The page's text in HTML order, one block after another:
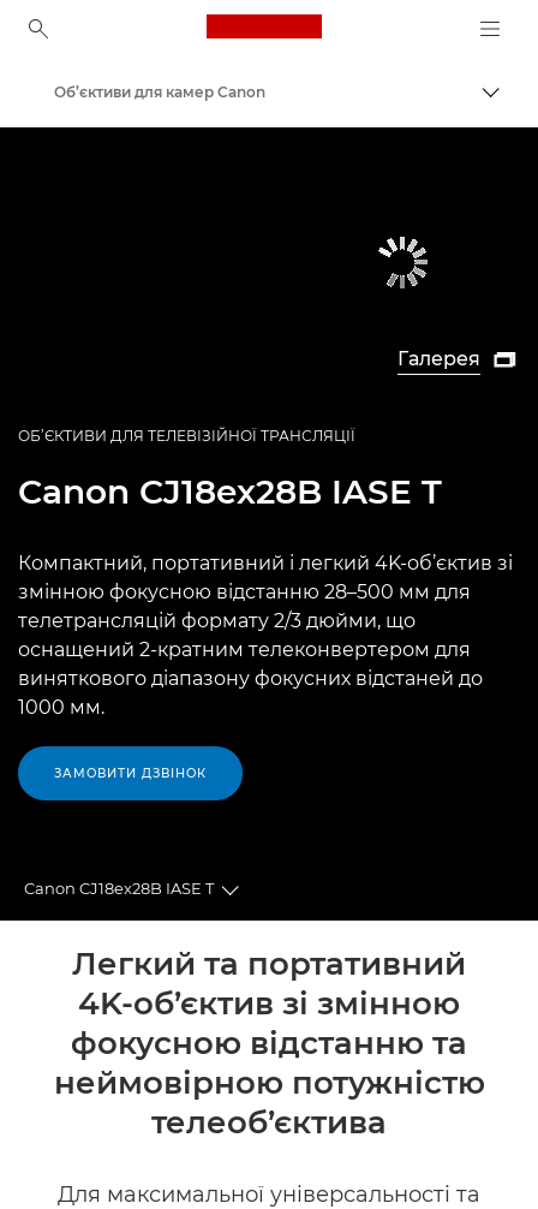
Canon Logo, back to
Об’єктиви для камер Canon
Галерея 
ОБ’ЄКТИВИ ДЛЯ ТЕЛЕВІЗІЙНОЇ ТРАНСЛЯЦІЇ
Canon CJ18ex28B IASE T
Компактний, портативний і легкий 4K-об’єктив зі
змінною фокусною відстанню 28–500 мм для
телетрансляцій формату 2/3 дюйми, що
оснащений 2-кратним телеконвертером для
виняткового діапазону фокусних відстаней до
1000 мм.
ЗАМОВИТИ ДЗВІНОК
Canon CJ18ex28B IASE T
Toggle breadcrumbs
Технічні характеристики
Легкий та портативний
4K-об’єктив зі змінною
фокусною відстанню та
неймовірною потужністю
телеоб’єктива
Для максимальної універсальності та